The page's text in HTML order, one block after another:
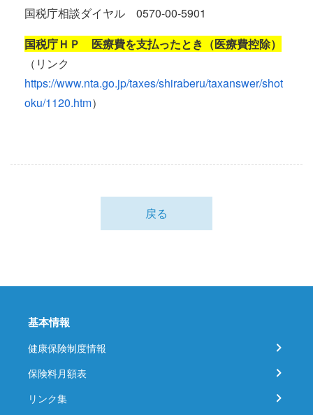
国税庁相談ダイヤル 0570-00-5901
国税庁ＨＰ 医療費を支払ったとき（医療費控除）
（リンク
https://www.nta.go.jp/taxes/shiraberu/taxanswer/shot
oku/1120.htm）
戻る
基本情報
健康保険制度情報
保険料月額表
リンク集